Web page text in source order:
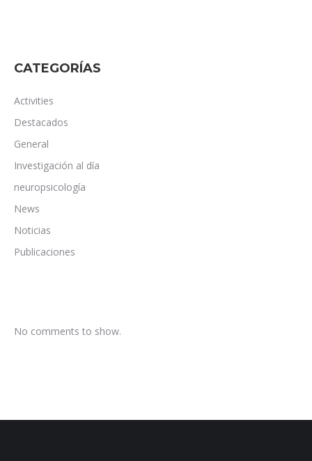
CATEGORÍAS
Activities
Destacados
General
Investigación al día
neuropsicología
News
Noticias
Publicaciones
No comments to show.